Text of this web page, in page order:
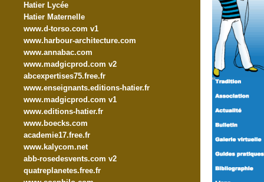
Hatier Lycée
Hatier Maternelle
www.d-torso.com v1
www.harbour-architecture.com
www.annabac.com
www.madgicprod.com v2
abcexpertises75.free.fr
www.enseignants.editions-hatier.fr
www.madgicprod.com v1
www.editions-hatier.fr
www.boecks.com
academie17.free.fr
www.kalycom.net
abb-rosedesvents.com v2
quatreplanetes.free.fr